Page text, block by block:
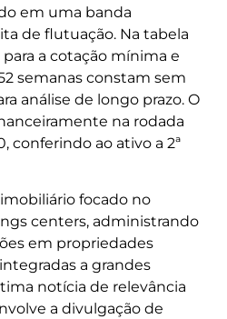
em uma banda
de flutuação. Na tabela
a cotação mínima e
semanas constam sem
análise de longo prazo. O
na rodada
conferindo ao ativo a 2ª
focado no
centers, administrando
em propriedades
a grandes
notícia de relevância
a divulgação de